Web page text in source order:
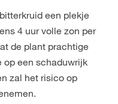
een plekje
4 uur volle zon per
de plant prachtige
op een schaduwrijk
zal het risico op